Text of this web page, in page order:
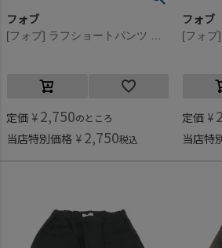
フォブ
定価 ¥ 2,750のところ
当店特別価格 ¥ 2,750税込
フォブ
定価 ¥
当店特